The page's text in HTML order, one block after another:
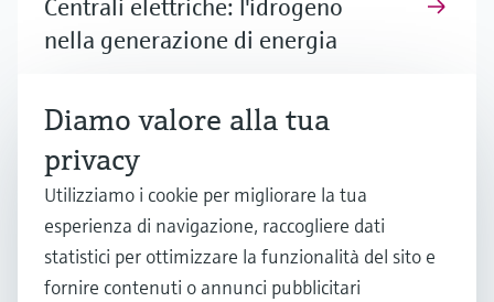
Centrali elettriche: l'idrogeno
nella generazione di energia
materia prima essenziale nel settore Power &
Scoprite come Endress+Hauser può supportarvi
lungo la strada verso il "net zero".
Miglioramento della sicurezza
Diamo valore alla tua
privacy
Utilizziamo i cookie per migliorare la tua
esperienza di navigazione, raccogliere dati
statistici per ottimizzare la funzionalità del sito e
fornire contenuti o annunci pubblicitari